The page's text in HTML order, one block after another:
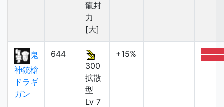
龍封
力
[大]
鬼
神銃槍
ドラギ
ガン
644
300
拡散
型
Lv 7
+15%